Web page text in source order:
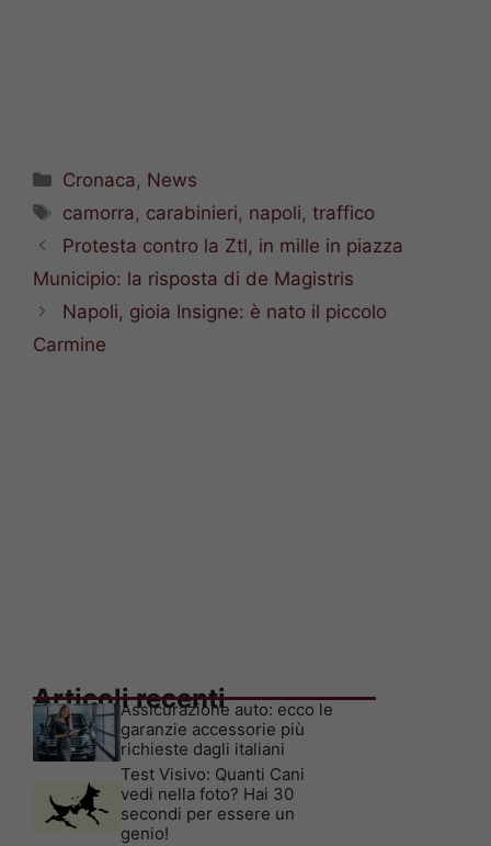
Categorie
Cronaca, News
Tag
camorra, carabinieri, napoli,traffico
Protesta contro la Ztl, in mille in piazza
Municipio: la risposta di de Magistris
Napoli, gioia Insigne: è nato il piccolo
Carmine
Articoli recenti
Assicurazione auto: ecco le
garanzie accessorie più
richieste dagli italiani
Test Visivo: Quanti Cani
vedi nella foto? Hai 30
secondi per essere un
genio!